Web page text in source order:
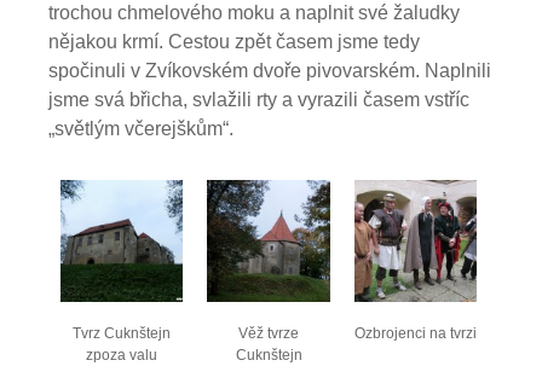
trochou chmelového moku a naplnit své žaludky
nějakou krmí. Cestou zpět časem jsme tedy
spočinuli v Zvíkovském dvoře pivovarském. Naplnili
jsme svá břicha, svlažili rty a vyrazili časem vstříc
„světlým včerejškům“.
Tvrz Cuknštejn
zpoza valu
Věž tvrze
Cuknštejn
Ozbrojenci na tvrzi